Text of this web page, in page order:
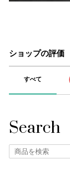
ショップの評価
すべて
Search